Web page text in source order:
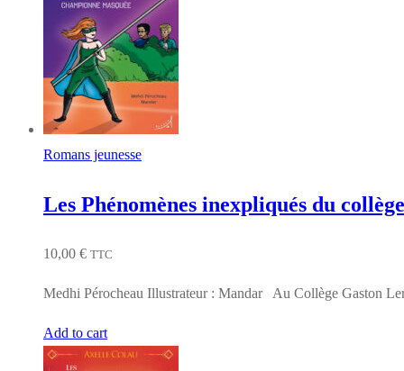
Romans jeunesse
Les Phénomènes inexpliqués du
10,00 € TTC
Medhi Pérocheau Illustrateur : Mandar Au Collège Gaston
Add to cart